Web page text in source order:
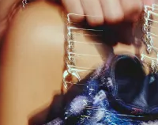
ligeramente húmedo.
detergentes. No mojar.
caer perfumes o gel, ni
o solvente.
de bolígrafos, ni
ventilados.